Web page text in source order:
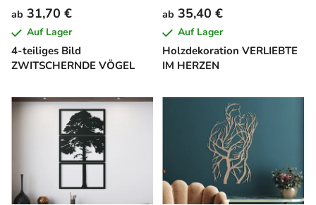
4-teiliges Bild
ZWITSCHERNDE VÖGEL
ab 31,70 €
Auf Lager
Holzdekoration VERLIEBTE
IM HERZEN
ab 35,40 €
Auf Lager